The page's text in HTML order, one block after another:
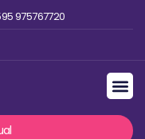
975767720